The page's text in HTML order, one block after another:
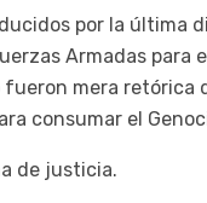
por la última
Armadas para
mera retórica
consumar el
de justicia.